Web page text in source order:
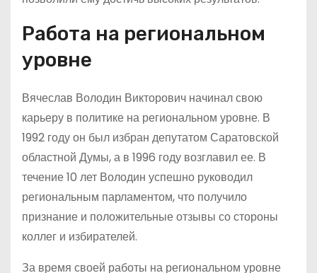
Работа на региональном
уровне
Вячеслав Володин Викторович начинал свою
карьеру в политике на региональном уровне. В
1992 году он был избран депутатом Саратовской
областной Думы, а в 1996 году возглавил ее. В
течение 10 лет Володин успешно руководил
региональным парламентом, что получило
признание и положительные отзывы со стороны
коллег и избирателей.
За время своей работы на региональном уровне